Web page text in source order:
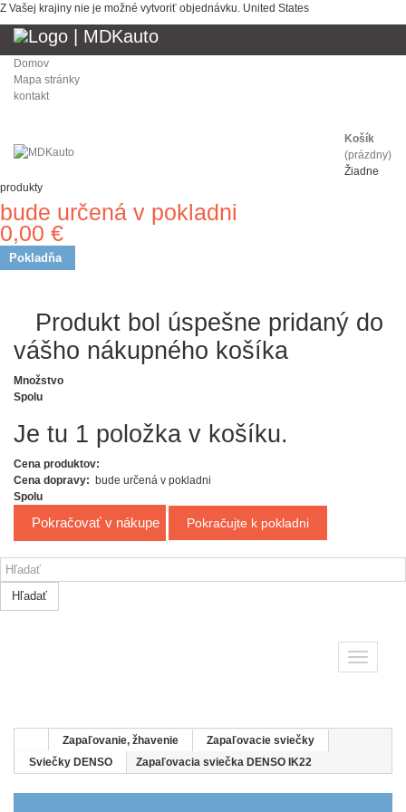
Z Vašej krajiny nie je možné vytvoriť objednávku. United States
Domov
Mapa stránky
kontakt
Košík
(prázdny)
Žiadne
produkty
bude určená v pokladni
0,00 €
Pokladňa
Produkt bol úspešne pridaný do
vášho nákupného košíka
Množstvo
Spolu
Je tu 1 položka v košíku.
Cena produktov:
Cena dopravy: bude určená v pokladni
Spolu
Pokračovať v nákupe Pokračujte k pokladni
Hľadať
Toggle
Zapaľovanie, žhavenie
Zapaľovacie sviečky
Sviečky DENSO
Zapaľovacia sviečka DENSO IK22